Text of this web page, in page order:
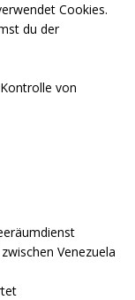
Cookies.
du der
von
Venezuela